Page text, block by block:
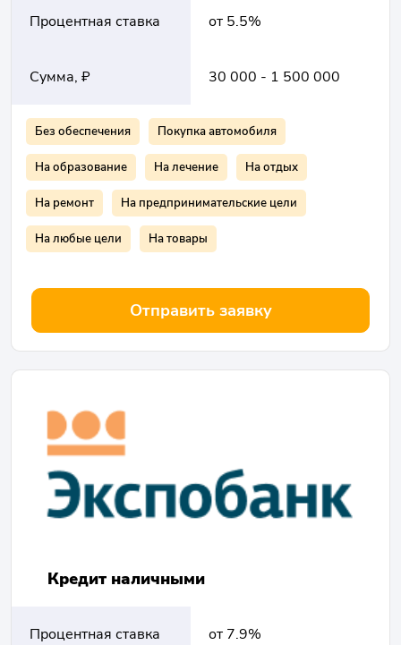
Процентная ставка от 5.5%
Сумма, ₽ 30 000 - 1 500 000
Без обеспечения Покупка автомобиля
На образование На лечение На отдых
На ремонт На предпринимательские цели
На любые цели На товары
Отправить заявку
Кредит наличными
Процентная ставка от 7.9%